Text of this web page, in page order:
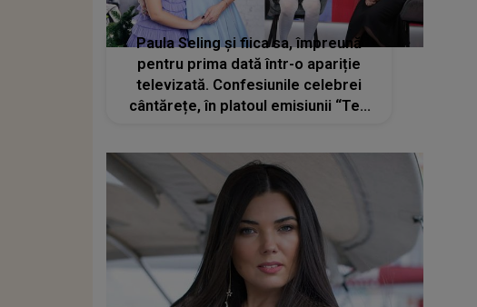
Paula Seling și fiica sa, împreună
pentru prima dată într-o apariție
televizată. Confesiunile celebrei
cântărețe, în platoul emisiunii “Teo